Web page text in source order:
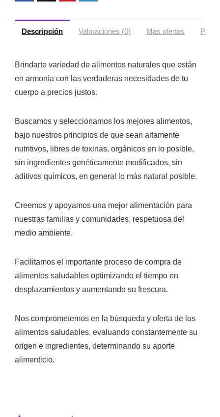
Descripción Valoraciones (0) Más ofertas
Brindarte variedad de alimentos naturales que están
en armonía con las verdaderas necesidades de tu
cuerpo a precios justos.
Buscamos y seleccionamos los mejores alimentos,
bajo nuestros principios de que sean altamente
nutritivos, libres de toxinas, orgánicos en lo posible,
sin ingredientes genéticamente modificados, sin
aditivos químicos, en general lo más natural posible.
Creemos y apoyamos una mejor alimentación para
nuestras familias y comunidades, respetuosa del
medio ambiente.
Facilitamos el importante proceso de compra de
alimentos saludables optimizando el tiempo en
desplazamientos y aumentando su frescura.
Nos comprometemos en la búsqueda y oferta de los
alimentos saludables, evaluando constantemente su
origen e ingredientes, determinando su aporte
alimenticio.